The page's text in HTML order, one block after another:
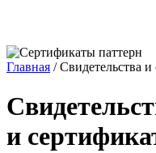
Главная /Свидетельства
и